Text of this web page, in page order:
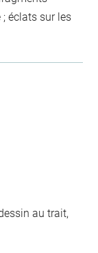
éclats sur les
au trait,